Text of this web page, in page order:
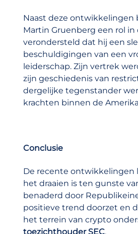
Naast deze ontwikkelingen
Martin Gruenberg een rol
verondersteld dat hij een
beschuldigingen van een
leiderschap. Zijn vertrek
zijn geschiedenis van
dergelijke tegenstander
krachten binnen de
Conclusie
De recente ontwikkelingen
het draaien is ten gunste
benaderd door
positieve trend doorzet en
het terrein van crypto
toezichthouder SEC.